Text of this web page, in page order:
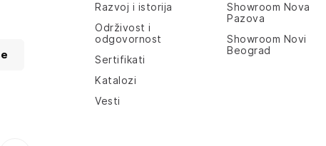
Razvoj i istorija
Održivost i
odgovornost
Sertifikati
Katalozi
Vesti
Showroom Nova
Pazova
Showroom Novi
Beograd